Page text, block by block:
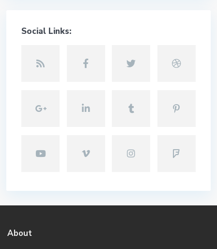
Social Links:
About